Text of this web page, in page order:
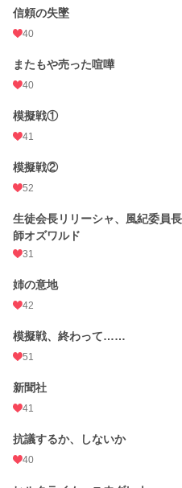
信頼の失墜
40
またもや売った喧嘩
40
模擬戦①
41
模擬戦②
52
生徒会長リリーシャ、風紀委員
師オズワルド
31
姉の意地
42
模擬戦、終わって……
51
新聞社
41
抗議するか、しないか
40